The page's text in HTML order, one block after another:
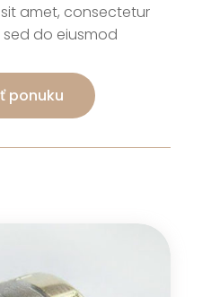
amet, consectetur
do eiusmod
ponuku